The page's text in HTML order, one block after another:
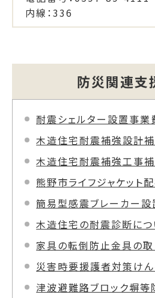
内線：336
防災関連支
耐震シェルター設置事業
木造住宅耐震補強設計
木造住宅耐震補強工事
熊野市ライフジャケット
簡易型感震ブレーカー
木造住宅の耐震診断につ
家具の転倒防止金具の取
災害時要援護者対策けん引式
津波避難路ブロック塀等除